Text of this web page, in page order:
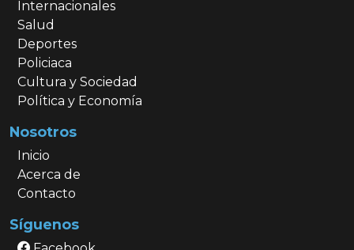
Internacionales
Salud
Deportes
Policiaca
Cultura y Sociedad
Política y Economía
Nosotros
Inicio
Acerca de
Contacto
Síguenos